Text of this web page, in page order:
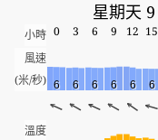
星期天 9
小時 0 3 6 9 12 15
風速
(米/秒) 6 6 6 6 6 6
溫度